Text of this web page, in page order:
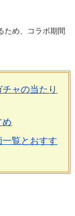
ため、コラボ期間
ャの当たり
め
覧とおすす